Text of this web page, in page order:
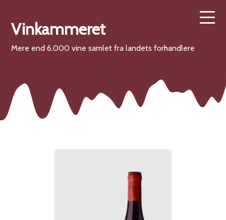
Vinkammeret
Mere end 6.000 vine samlet fra landets forhandlere